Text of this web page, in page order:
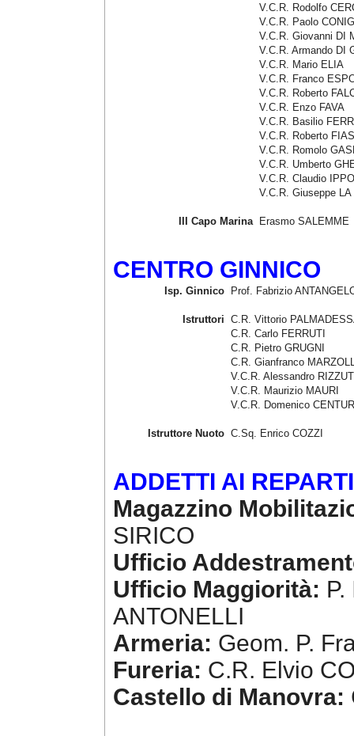
V.C.R. Rodolfo
V.C.R. Paolo
V.C.R. Giovanni DI
V.C.R. Armando DI
V.C.R. Mario ELIA
V.C.R. Franco
V.C.R. Roberto
V.C.R. Enzo FAVA
V.C.R. Basilio
V.C.R. Roberto
V.C.R. Romolo
V.C.R. Umberto
V.C.R. Claudio
V.C.R. Giuseppe LA
III Capo Marina Erasmo SALEMME
CENTRO GINNICO
Isp. Ginnico Prof. Fabrizio
Istruttori C.R. Vittorio
C.R. Carlo FERRUTI
C.R. Pietro GRUGNI
C.R. Gianfranco
V.C.R. Alessandro
V.C.R. Maurizio MAURI
V.C.R. Domenico
Istruttore Nuoto C.Sq. Enrico COZZI
ADDETTI AI REPARTI
Magazzino
SIRICO
Ufficio
Ufficio Maggiorità:
ANTONELLI
Armeria: Geom. P.
Fureria: C.R. Elvio
Castello di Manovra: